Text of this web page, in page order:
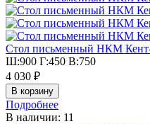
Стол письменный НКМ
Ш:900 Г:450 В:750
4 030 ₽
Подробнее
В наличии: 11